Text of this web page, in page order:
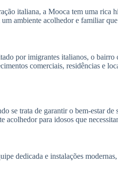
italiana, a Mooca tem uma rica
ambiente acolhedor e familiar
por imigrantes italianos, o bairro
comerciais, residências e
se trata de garantir o bem-estar de
acolhedor para idosos que
dedicada e instalações modernas,